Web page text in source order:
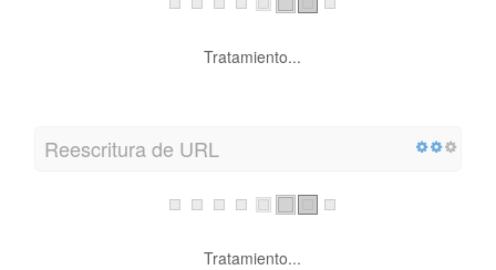
Tratamiento...
Reescritura de URL
Tratamiento...